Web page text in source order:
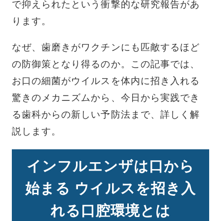
で抑えられたという衝撃的な研究報告があ
ります。
なぜ、歯磨きがワクチンにも匹敵するほど
の防御策となり得るのか。この記事では、
お口の細菌がウイルスを体内に招き入れる
驚きのメカニズムから、今日から実践でき
る歯科からの新しい予防法まで、詳しく解
説します。
インフルエンザは口から
始まる ウイルスを招き入
れる口腔環境とは